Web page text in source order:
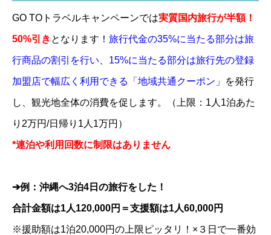
GO TOトラベルキャンペーンでは実質国内旅行が半額！
50%引き となります！ 旅行代金の35%に当たる部分は旅
行商品の割引を行い、15%に当たる部分は旅行先の登録
加盟店で幅広く利用できる「地域共通クーポン」 を発行
し、観光地全体の消費を促します。（上限：1人1泊あた
り2万円/日帰り1人1万円）
*連泊や利用回数に制限はありません
➔例：沖縄へ3泊4日の旅行をした！
合計金額は1人120,000円 ＝支援額は1人60,000円
※援助額は1泊20,000円の上限ピッタリ！×３日で一番効